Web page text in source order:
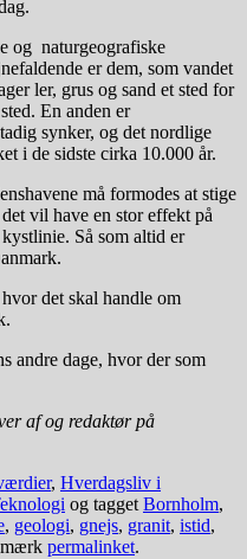
og naturgeografiske
er dem, som vandet
ler, grus og sand et sted for
En anden er
synker, og det nordlige
i de sidste cirka 10.000 år.
må formodes at stige
vil have en stor effekt på
Så som altid er
det skal handle om
andre dage, hvor der som
af og redaktør på
, Hverdagsliv i
og taggetBornholm,
, geologi, gnejs, granit, istid,
permalinket.